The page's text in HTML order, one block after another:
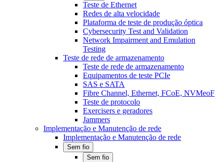
Teste de Ethernet
Redes de alta velocidade
Plataforma de teste de produção óptica
Cybersecurity Test and Validation
Network Impairment and Emulation
Testing
Teste de rede de armazenamento
Teste de rede de armazenamento
Equipamentos de teste PCIe
SAS e SATA
Fibre Channel, Ethernet, FCoE, NVMeoF
Teste de protocolo
Exercisers e geradores
Jammers
Implementação e Manutenção de rede
Implementação e Manutenção de rede
Sem fio
Sem fio